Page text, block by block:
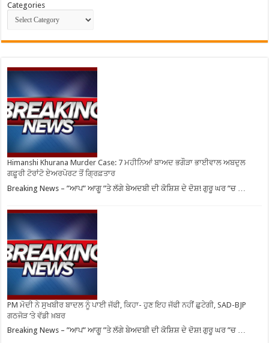
Categories
Himanshi Khurana Murder Case: 7 ਮਹੀਨਿਆਂ ਬਾਅਦ ਭਗੌੜਾ ਭਾਈਵਾਲ ਅਬਦੁਲ
ਗਫ਼ੂਰੀ ਟੋਰਾਂਟੋ ਏਅਰਪੋਰਟ ਤੋਂ ਗ੍ਰਿਫ਼ਤਾਰ
Breaking News – ”ਆਪ” ਆਗੂ ”ਤੇ ਲੱਗੇ ਬੇਅਦਬੀ ਦੀ ਕੋਸ਼ਿਸ਼ ਦੇ ਦੋਸ਼! ਗੁਰੂ ਘਰ ”ਚ …
PM ਮੋਦੀ ਨੇ ਸੁਖਬੀਰ ਬਾਦਲ ਨੂੰ ਪਾਈ ਜੱਫੀ, ਕਿਹਾ- ਹੁਣ ਇਹ ਜੱਫੀ ਨਹੀਂ ਛੁਟੇਗੀ, SAD-BJP
ਗਠਜੋੜ ‘ਤੇ ਵੱਡੀ ਖ਼ਬਰ
Breaking News – ”ਆਪ” ਆਗੂ ”ਤੇ ਲੱਗੇ ਬੇਅਦਬੀ ਦੀ ਕੋਸ਼ਿਸ਼ ਦੇ ਦੋਸ਼! ਗੁਰੂ ਘਰ ”ਚ …